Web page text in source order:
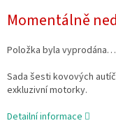
cena:
Momentálně
Položka byla vyprodána…
Sada šesti kovových
exkluzivní motorky.
Detailní informace